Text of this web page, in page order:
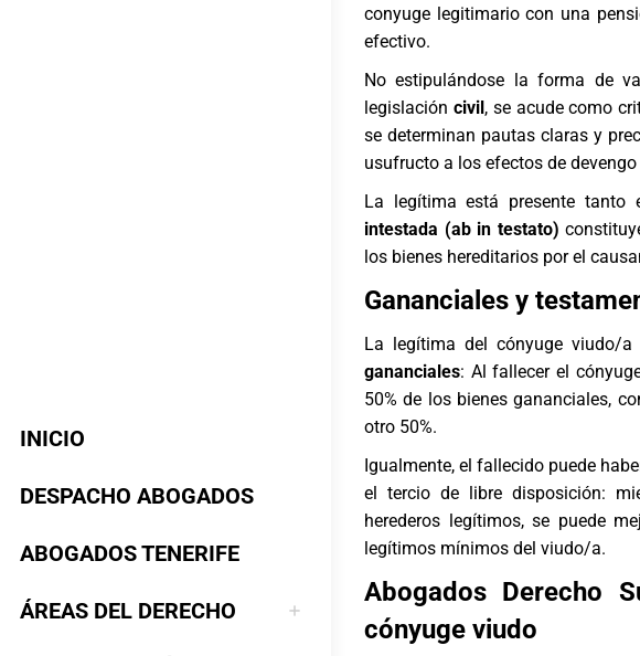
INICIO
DESPACHO ABOGADOS
ABOGADOS TENERIFE
ÁREAS DEL DERECHO
conyuge legitimario con una
efectivo.
No estipulándose la forma de
legislación civil, se acude como
se determinan pautas claras y
usufructo a los efectos de
La legítima está presente tanto
intestada (ab in testato)
los bienes hereditarios por el
Gananciales y
La legítima del cónyuge viudo/a
gananciales: Al fallecer el
50% de los bienes gananciales,
otro 50%.
Igualmente, el fallecido puede
el tercio de libre disposición:
herederos legítimos, se puede
legítimos mínimos del viudo/a.
Abogados Derecho
cónyuge viudo